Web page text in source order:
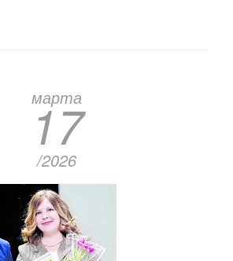
марта
17
/2026